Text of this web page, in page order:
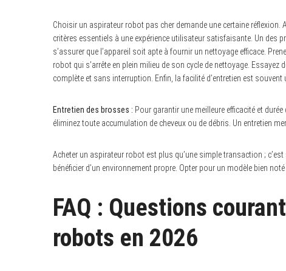
Choisir un aspirateur robot pas cher demande une certaine
critères essentiels à une expérience utilisateur satisfaisante. Un des
s’assurer que l’appareil soit apte à fournir un nettoyage efficace.
robot qui s’arrête en plein milieu de son cycle de nettoyage.
complète et sans interruption. Enfin, la facilité d’entretien est souvent
Entretien des brosses : Pour garantir une meilleure efficacité et
éliminez toute accumulation de cheveux ou de débris. Un entretien
Acheter un aspirateur robot est plus qu’une simple transaction ;
bénéficier d’un environnement propre. Opter pour un modèle bien
FAQ : Questions
robots en 2026